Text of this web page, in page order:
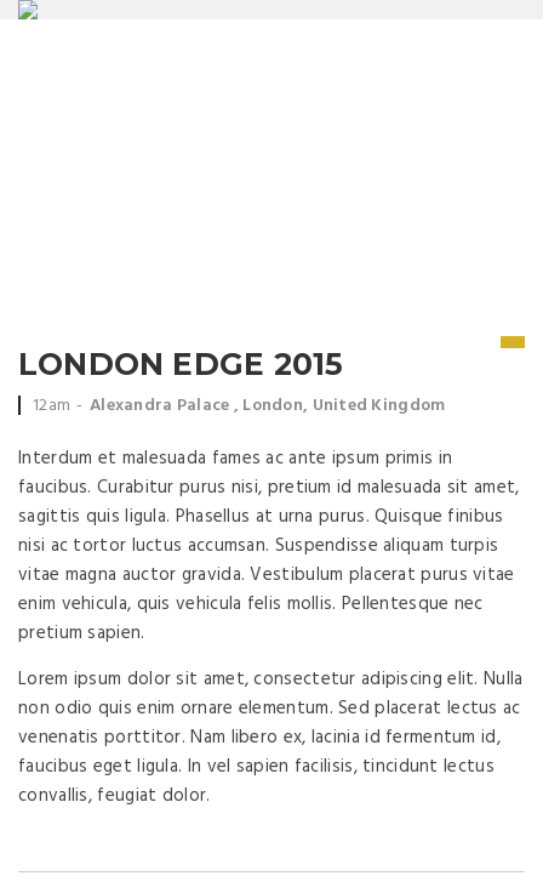
LONDON EDGE 2015
Event
12am
Event
Alexandra Palace , London, United Kingdom
Interdum et malesuada fames ac ante ipsum primis in
faucibus. Curabitur purus nisi, pretium id malesuada sit amet,
sagittis quis ligula. Phasellus at urna purus. Quisque finibus
nisi ac tortor luctus accumsan. Suspendisse aliquam turpis
vitae magna auctor gravida. Vestibulum placerat purus vitae
enim vehicula, quis vehicula felis mollis. Pellentesque nec
pretium sapien.
Lorem ipsum dolor sit amet, consectetur adipiscing elit. Nulla
non odio quis enim ornare elementum. Sed placerat lectus ac
venenatis porttitor. Nam libero ex, lacinia id fermentum id,
faucibus eget ligula. In vel sapien facilisis, tincidunt lectus
convallis, feugiat dolor.